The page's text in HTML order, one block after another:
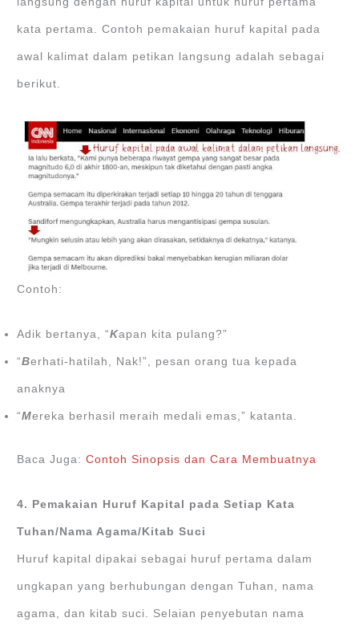
kata pertama. Contoh pemakaian huruf kapital pada
awal kalimat dalam petikan langsung adalah sebagai
berikut.
Contoh:
Adik bertanya, “Kapan kita pulang?”
“Berhati-hatilah, Nak!”, pesan orang tua kepada
anaknya
“Mereka berhasil meraih medali emas,” katanta.
Baca Juga:Contoh Sinopsis dan Cara Membuatnya
4. Pemakaian Huruf Kapital pada Setiap Kata
Tuhan/Nama Agama/Kitab Suci
Huruf kapital dipakai sebagai huruf pertama dalam
ungkapan yang berhubungan dengan Tuhan, nama
agama, dan kitab suci. Selaian penyebutan nama